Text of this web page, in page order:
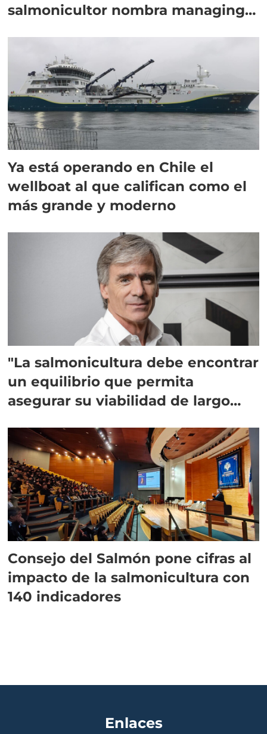
salmonicultor nombra managing
Ya está operando en Chile el
wellboat al que califican como el
más grande y moderno
"La salmonicultura debe encontrar
un equilibrio que permita
asegurar su viabilidad de largo
Consejo del Salmón pone cifras al
impacto de la salmonicultura con
140 indicadores
Enlaces